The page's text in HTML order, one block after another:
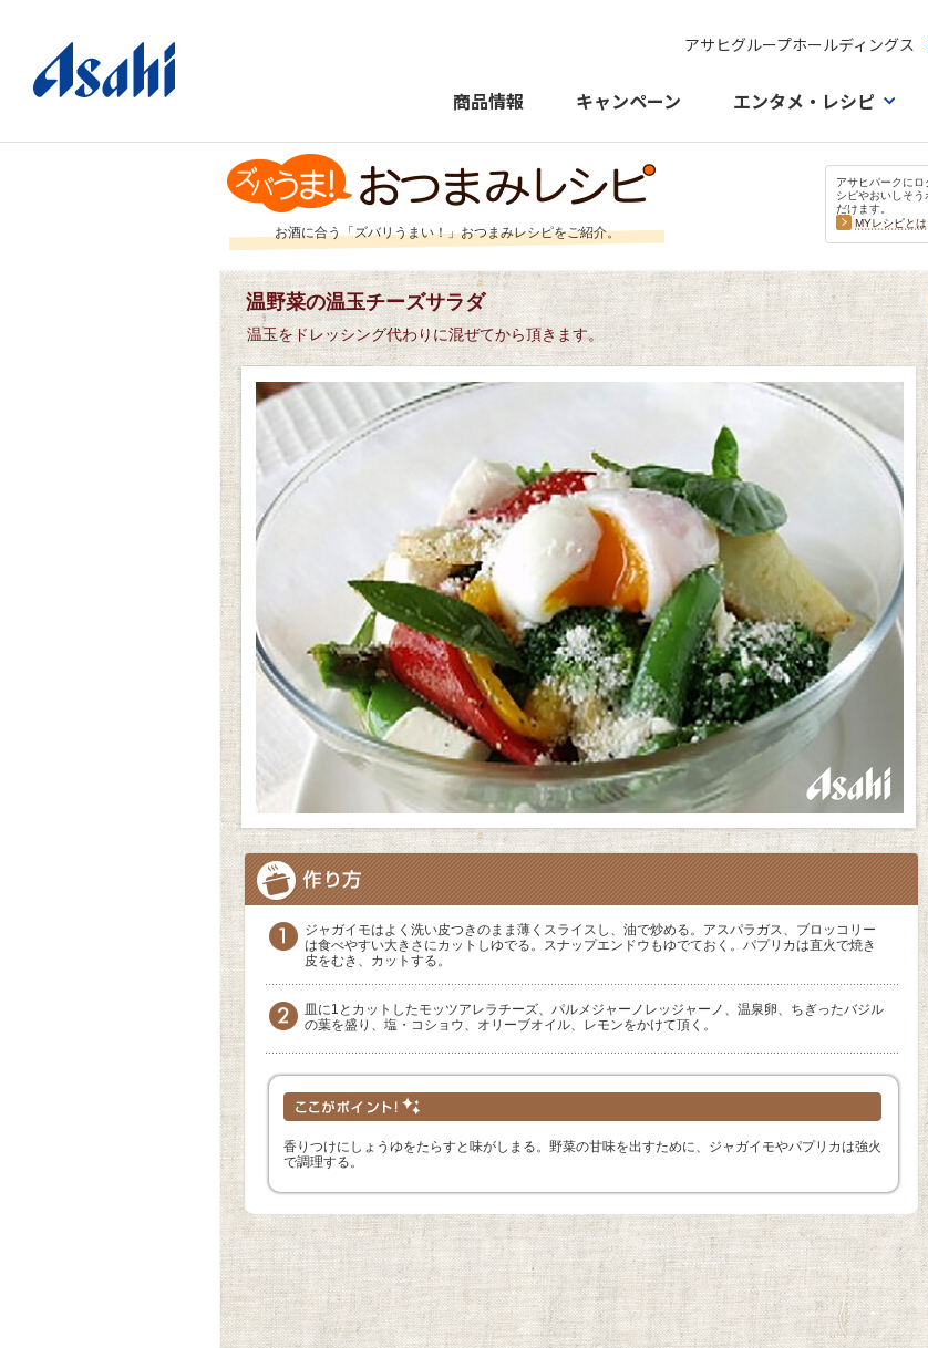
アサヒグループホールディングス
商品情報 キャンペーン エンタメ・レシピ
お酒に合う「ズバリうまい！」おつまみレシピをご紹介。
アサヒパークに
シピやおいしそ
だけます。
MYレシピとは
温野菜の温玉チーズサラダ
温玉をドレッシング代わりに混ぜてから頂きます。
ジャガイモはよく洗い皮つきのまま薄くスライスし、油で炒める。アスパラガス、ブロッコリー
は食べやすい大きさにカットしゆでる。スナップエンドウもゆでておく。パプリカは直火で焼き
皮をむき、カットする。
皿に1とカットしたモッツアレラチーズ、パルメジャーノレッジャーノ、温泉卵、ちぎったバジル
の葉を盛り、塩・コショウ、オリーブオイル、レモンをかけて頂く。
香りつけにしょうゆをたらすと味がしまる。野菜の甘味を出すために、ジャガイモやパプリカは強火
で調理する。